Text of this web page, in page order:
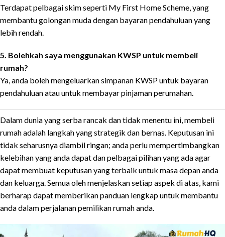
Terdapat pelbagai skim seperti My First Home Scheme, yang
membantu golongan muda dengan bayaran pendahuluan yang
lebih rendah.
5. Bolehkah saya menggunakan KWSP untuk membeli
rumah?
Ya, anda boleh mengeluarkan simpanan KWSP untuk bayaran
pendahuluan atau untuk membayar pinjaman perumahan.
Dalam dunia yang serba rancak dan tidak menentu ini, membeli
rumah adalah langkah yang strategik dan bernas. Keputusan ini
tidak seharusnya diambil ringan; anda perlu mempertimbangkan
kelebihan yang anda dapat dan pelbagai pilihan yang ada agar
dapat membuat keputusan yang terbaik untuk masa depan anda
dan keluarga. Semua oleh menjelaskan setiap aspek di atas, kami
berharap dapat memberikan panduan lengkap untuk membantu
anda dalam perjalanan pemilikan rumah anda.